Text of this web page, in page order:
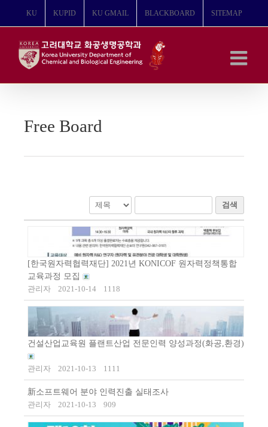
뛰
KU KUPID KU GMAIL BLACKBOARD SITEMAP
Free Board
검색
[한국원자력협력재단] 2021년 KONICOF 원자력정책통합
교육과정 모집
관리자
2021-10-14 1118
건설산업교육원 플랜트산업 전문인력 양성과정(화공,환경)
관리자 2021-10-13 1111
新소프트웨어 분야 인력진출 실태조사
관리자
2021-10-13 909